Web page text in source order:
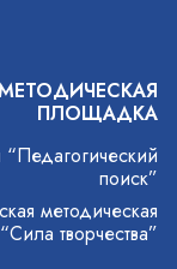
ПЛОЩАДКА
поиск”
методическая
творчества”